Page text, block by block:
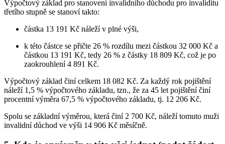
Výpočtový základ pro stanovení invalidního důchodu pro invaliditu
třetího stupně se stanoví takto:
částka 13 191 Kč náleží v plné výši,
k této částce se přičte 26 % rozdílu mezi částkou 32 000 Kč a
částkou 13 191 Kč, tedy 26 % z částky 18 809 Kč, což je po
zaokrouhlení 4 891 Kč.
Výpočtový základ činí celkem 18 082 Kč. Za každý rok pojištění
náleží 1,5 % výpočtového základu, tzn., že za 45 let pojištění činí
procentní výměra 67,5 % výpočtového základu, tj. 12 206 Kč.
Spolu se základní výměrou, která činí 2 700 Kč, náleží tomuto muži
invalidní důchod ve výši 14 906 Kč měsíčně.